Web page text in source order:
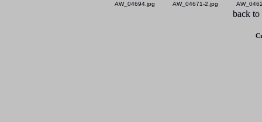
AW_04694.jpg AW_04671-2.jpg
back to